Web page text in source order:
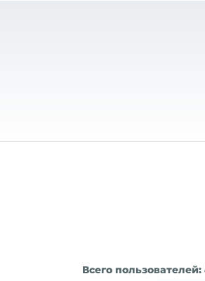
Всего пользователей: